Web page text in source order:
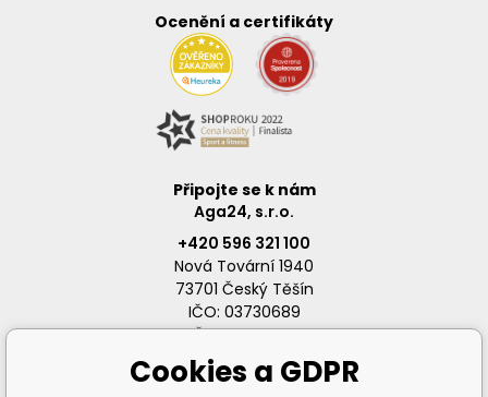
Ocenění a certifikáty
Připojte se k nám
Aga24, s.r.o.
+420 596 321 100
Nová Tovární 1940
73701 Český Těšín
IČO: 03730689
DIČ: CZ03730689
Cookies a GDPR